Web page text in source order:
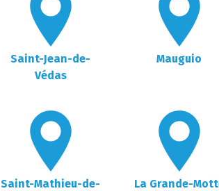
Saint-Jean-de-
Védas
Mauguio
Saint-Mathieu-de- La Grande-